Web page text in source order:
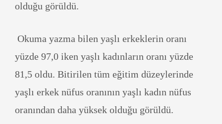
olduğu görüldü.
Okuma yazma bilen yaşlı erkeklerin oranı
yüzde 97,0 iken yaşlı kadınların oranı yüzde
81,5 oldu. Bitirilen tüm eğitim düzeylerinde
yaşlı erkek nüfus oranının yaşlı kadın nüfus
oranından daha yüksek olduğu görüldü.